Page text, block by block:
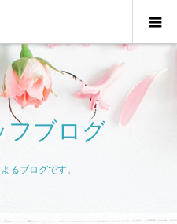
フブログ
るブログです。